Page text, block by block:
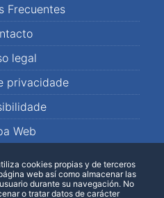
Frecuentes
legal
privacidade
Web
cookies propias y de terceros
web así como almacenar las
durante su navegación. No
o tratar datos de carácter